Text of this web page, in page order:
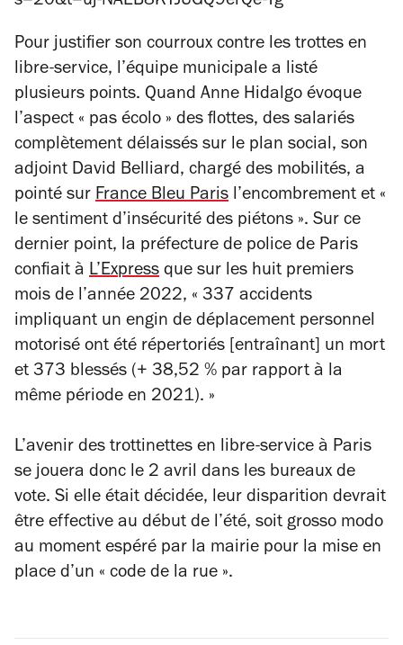
Pour justifier son courroux contre les trottes en
libre-service, l’équipe municipale a listé
plusieurs points. Quand Anne Hidalgo évoque
l’aspect « pas écolo » des flottes, des salariés
complètement délaissés sur le plan social, son
adjoint David Belliard, chargé des mobilités, a
pointé sur France Bleu Paris l’encombrement et «
le sentiment d’insécurité des piétons ». Sur ce
dernier point, la préfecture de police de Paris
confiait à L’Express que sur les huit premiers
mois de l’année 2022, « 337 accidents
impliquant un engin de déplacement personnel
motorisé ont été répertoriés [entraînant] un mort
et 373 blessés (+ 38,52 % par rapport à la
même période en 2021). »
L’avenir des trottinettes en libre-service à Paris
se jouera donc le 2 avril dans les bureaux de
vote. Si elle était décidée, leur disparition devrait
être effective au début de l’été, soit grosso modo
au moment espéré par la mairie pour la mise en
place d’un « code de la rue ».